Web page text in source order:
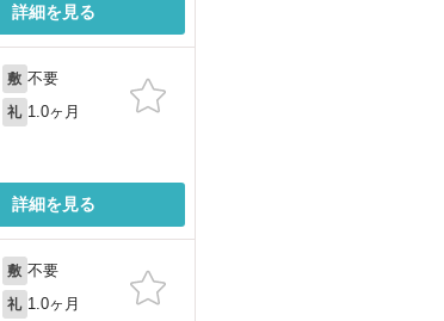
詳細を見る
敷 不要
礼 1.0ヶ月
詳細を見る
敷 不要
礼 1.0ヶ月